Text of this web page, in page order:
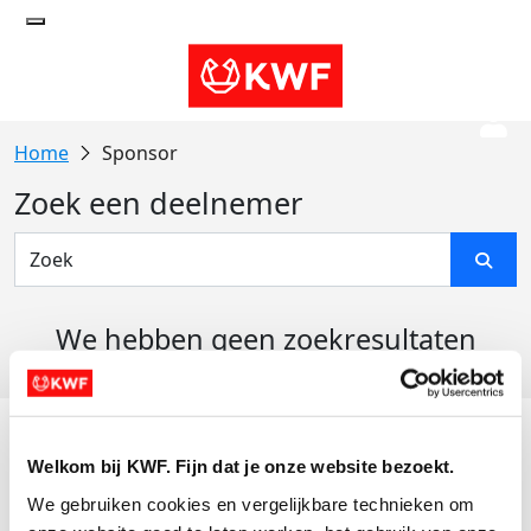
Welkom bij KWF. Fijn dat je onze website bezoekt.
We gebruiken cookies en vergelijkbare technieken om
Sponsor
Zoek een deelnemer
We hebben geen zoekresultaten
Actiematerialen
Evenementen